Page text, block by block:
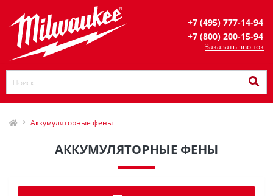
+7 (495) 777-14-94
+7 (800) 200-15-94
Заказать звонок
Аккумуляторные фены
АККУМУЛЯТОРНЫЕ ФЕНЫ